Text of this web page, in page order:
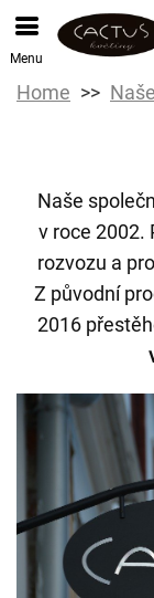
Menu
Home
Naše
v roce 2002.
rozvozu a
Z původní
2016